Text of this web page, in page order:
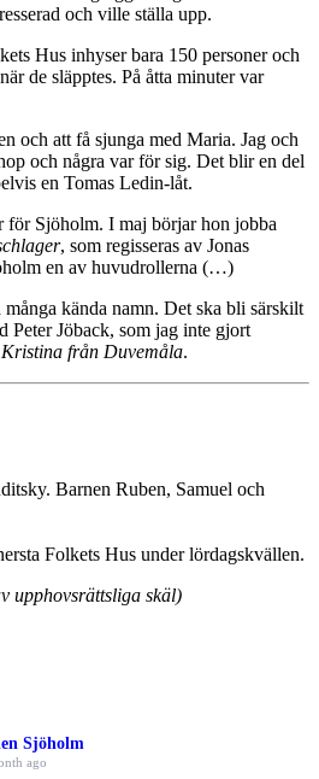
och ville ställa upp.
Hus inhyser bara 150 personer och
de släpptes. På åtta minuter var
och att få sjunga med Maria. Jag och
och några var för sig. Det blir en del
en Tomas Ledin-låt.
för Sjöholm. I maj börjar hon jobba
, som regisseras av Jonas
en av huvudrollerna (…)
kända namn. Det ska bli särskilt
Peter Jöback, som jag inte gjort
Kristina från Duvemåla.
Barnen Ruben, Samuel och
Folkets Hus under lördagskvällen.
upphovsrättsliga skäl)
Sjöholm
ago